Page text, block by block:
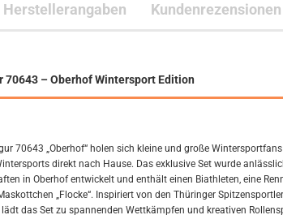
Herstellerangaben Kundenrezensionen
70643 – Oberhof Wintersport Edition
70643 „Oberhof“ holen sich kleine und große
direkt nach Hause. Das exklusive Set wurde
in Oberhof entwickelt und enthält einen Biathleten, eine
„Flocke“. Inspiriert von den Thüringer
das Set zu spannenden Wettkämpfen und kreativen